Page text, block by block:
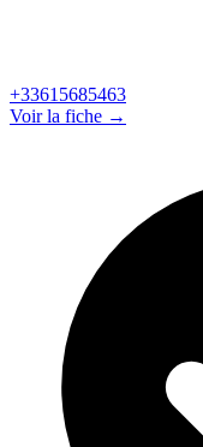
+33615685463
Voir la fiche →